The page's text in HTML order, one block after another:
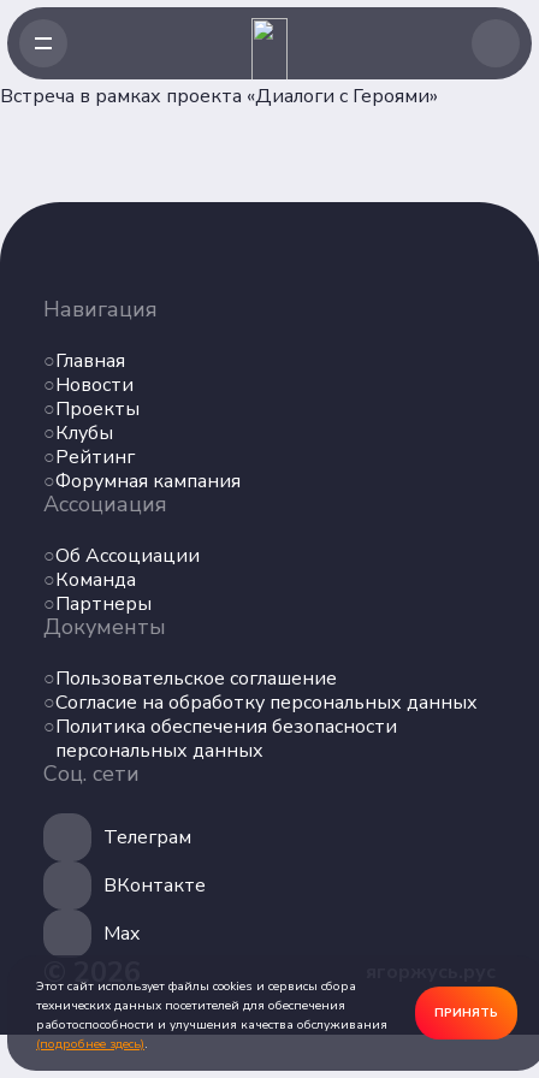
Встреча в рамках проекта «Диалоги с Героями»
Навигация
Главная
Новости
Проекты
Клубы
Рейтинг
Форумная кампания
Ассоциация
Об Ассоциации
Команда
Партнеры
Документы
Пользовательское соглашение
Согласие на обработку персональных данных
Политика обеспечения безопасности
персональных данных
Соц. сети
Телеграм
ВКонтакте
Max
© 2026
Главная
Новости
Проекты
Клубы
Рейтинг
Форумная кампания
Команда
Партнеры
Пользовательское соглашение
Согласие на обработку персональных данных
Политика обеспечения безопасности
персональных данных
сети
Телеграм
ВКонтакте
Max
Этот сайт использует файлы cookies и сервисы сбора
технических данных посетителей для обеспечения
работоспособности и улучшения качества обслуживания
(подробнее здесь).
ПРИНЯТЬ